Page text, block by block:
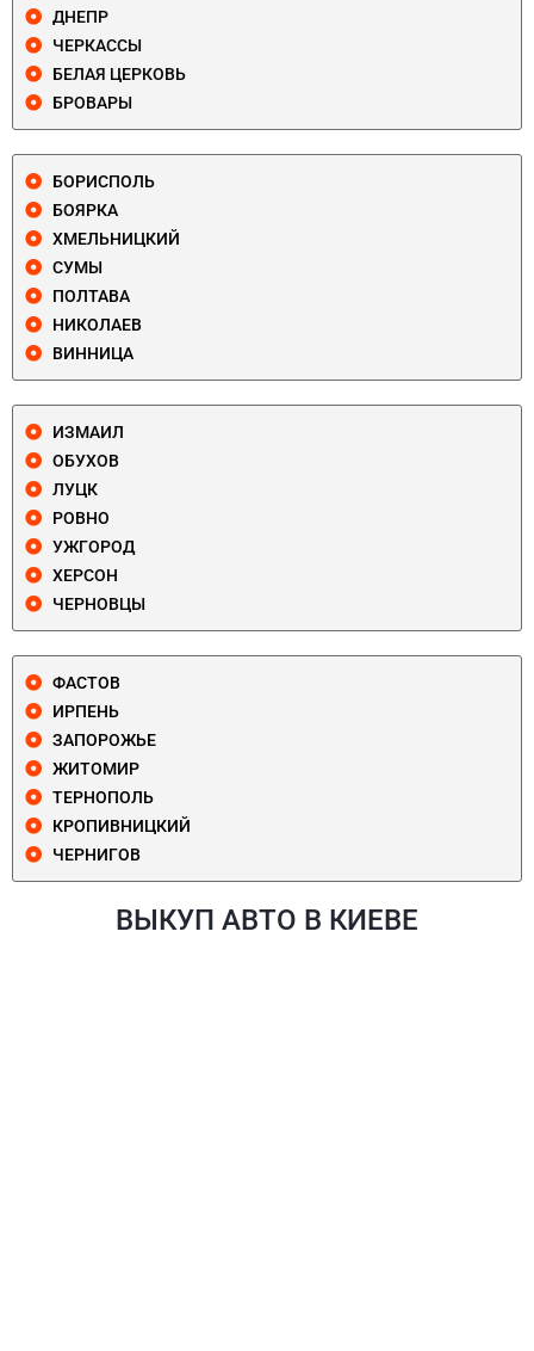
ДНЕПР
ЧЕРКАССЫ
БЕЛАЯ ЦЕРКОВЬ
БРОВАРЫ
БОРИСПОЛЬ
БОЯРКА
ХМЕЛЬНИЦКИЙ
СУМЫ
ПОЛТАВА
НИКОЛАЕВ
ВИННИЦА
ИЗМАИЛ
ОБУХОВ
ЛУЦК
РОВНО
УЖГОРОД
ХЕРСОН
ЧЕРНОВЦЫ
ФАСТОВ
ИРПЕНЬ
ЗАПОРОЖЬЕ
ЖИТОМИР
ТЕРНОПОЛЬ
КРОПИВНИЦКИЙ
ЧЕРНИГОВ
ВЫКУП АВТО В КИЕВЕ